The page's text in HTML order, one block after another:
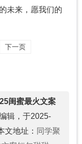
未来，愿我们的
下一页
闺蜜最火文案
辑，于2025-
文地址： 同学聚